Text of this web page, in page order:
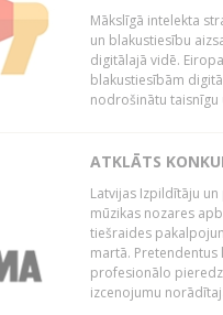
Mākslīgā intelekta
un blakustiesību
digitālajā vidē.
blakustiesībām
nodrošinātu taisnīgu
ATKLĀTS
Latvijas Izpildītāju
mūzikas nozares
tiešraides
martā. Pretendentus
profesionālo
izcenojumu